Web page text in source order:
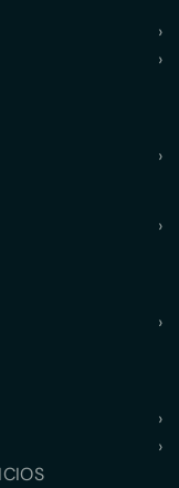
›
›
›
›
›
›
›